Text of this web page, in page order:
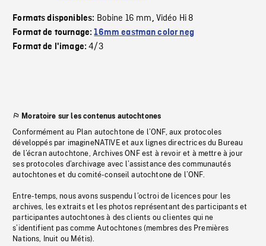
Formats disponibles: Bobine 16 mm, Vidéo Hi 8
Format de tournage:16mm eastman color neg
Format de l'image:4/3
Moratoire sur les contenus autochtones
Conformément au Plan autochtone de l’ONF, aux protocoles
développés par imagineNATIVE et aux lignes directrices du Bureau
de l’écran autochtone, Archives ONF est à revoir et à mettre à jour
ses protocoles d’archivage avec l’assistance des communautés
autochtones et du comité-conseil autochtone de l’ONF.
Entre-temps, nous avons suspendu l’octroi de licences pour les
archives, les extraits et les photos représentant des participants et
participantes autochtones à des clients ou clientes qui ne
s’identifient pas comme Autochtones (membres des Premières
Nations, Inuit ou Métis).